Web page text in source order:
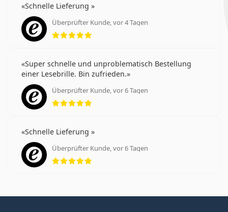
Schnelle Lieferung
Überprüfter Kunde, vor 4 Tagen
Bewertung 5 aus 5
Super schnelle und unproblematisch Bestellung
einer Lesebrille. Bin zufrieden.
Überprüfter Kunde, vor 6 Tagen
Bewertung 5 aus 5
Schnelle Lieferung
Überprüfter Kunde, vor 6 Tagen
Bewertung 5 aus 5